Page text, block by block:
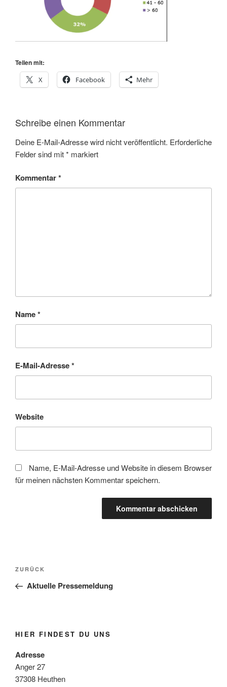
Teilen mit:
X
Facebook Mehr
Schreibe einen Kommentar
Deine E-Mail-Adresse wird nicht veröffentlicht. Erforderliche
Felder sind mit* markiert
Kommentar*
Name*
E-Mail-Adresse*
Website
Name, E-Mail-Adresse und Website in diesem Browser
für meinen nächsten Kommentar speichern.
Beitragsnavigation
Vorheriger
Beitrag
ZURÜCK
Aktuelle Pressemeldung
HIER FINDEST DU UNS
Adresse
Anger 27
37308 Heuthen